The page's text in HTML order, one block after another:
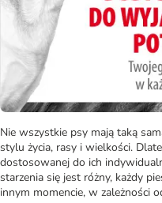
Nie wszystkie psy mają taką
stylu życia, rasy i wielkości.
dostosowanej do ich
starzenia się jest różny, każdy
innym momencie, w zależności